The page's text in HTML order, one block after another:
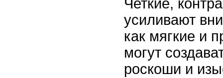
Четкие,
усиливают
как мягкие и
могут
роскоши и